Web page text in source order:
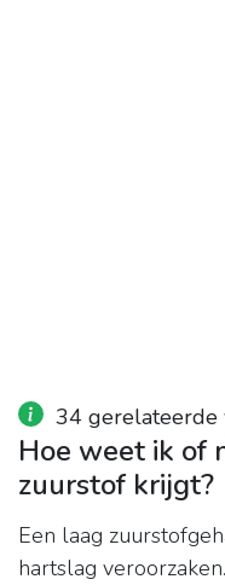
34 gerelateerde
Hoe weet ik of
zuurstof krijgt?
Een laag
hartslag